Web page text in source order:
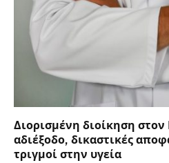
Διορισμένη διοίκηση στον
αδιέξοδο, δικαστικές
τριγμοί στην υγεία